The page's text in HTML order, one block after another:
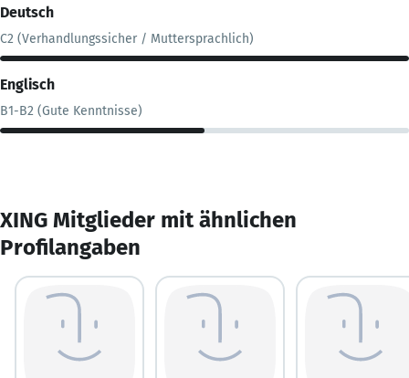
Deutsch
C2 (Verhandlungssicher / Muttersprachlich)
Englisch
B1-B2 (Gute Kenntnisse)
XING Mitglieder mit ähnlichen
Profilangaben